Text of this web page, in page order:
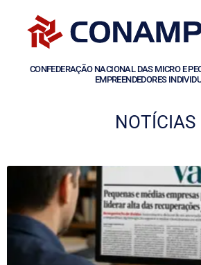
CONFEDERAÇÃO NACIONAL DAS MICRO E
EMPREENDEDORES
NOTÍCIAS